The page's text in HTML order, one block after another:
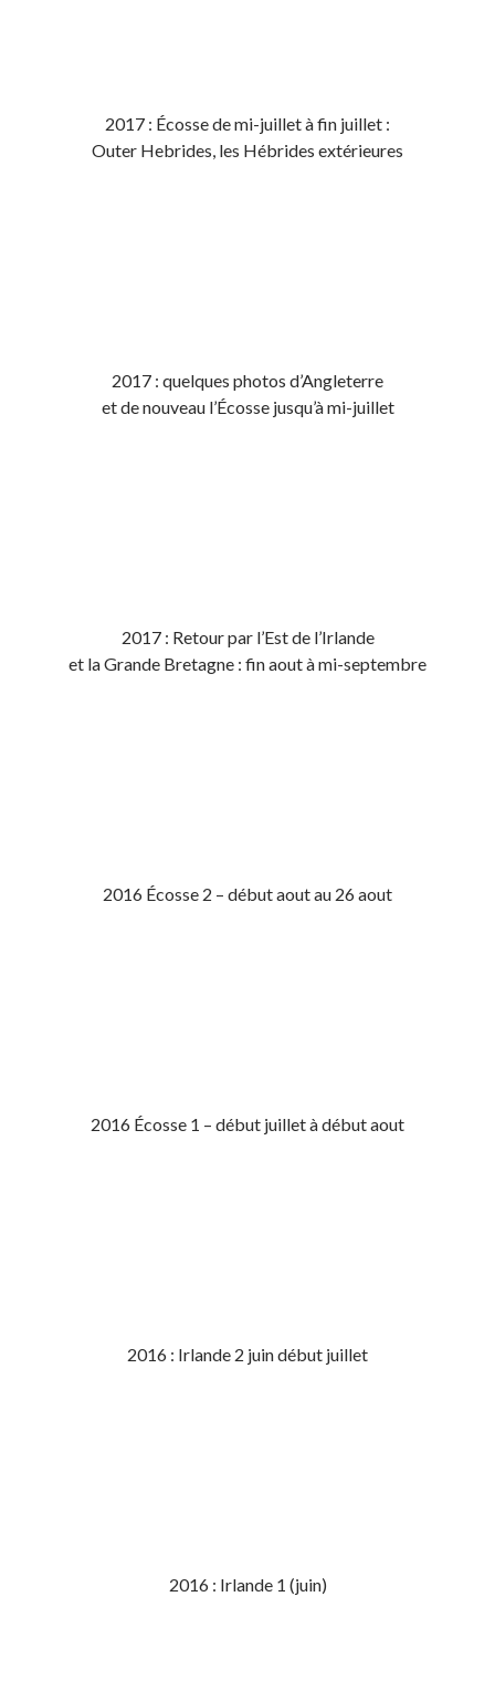
2017 : Écosse de mi-juillet à fin juillet :
Outer Hebrides, les Hébrides extérieures
2017 : quelques photos d’Angleterre
et de nouveau l’Écosse jusqu’à mi-juillet
2017 : Retour par l’Est de l’Irlande
et la Grande Bretagne : fin aout à mi-septembre
2016 Écosse 2 – début aout au 26 aout
2016 Écosse 1 – début juillet à début aout
2016 : Irlande 2 juin début juillet
2016 : Irlande 1 (juin)